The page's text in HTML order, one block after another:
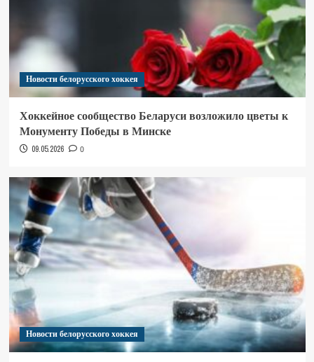
Новости белорусского хоккея
Хоккейное сообщество Беларуси возложило цветы к
Монументу Победы в Минске
09.05.2026 0
Новости белорусского хоккея